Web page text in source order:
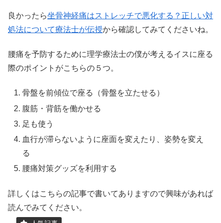
良かったら坐骨神経痛はストレッチで悪化する？正しい対
処法について療法士が伝授から確認してみてくださいね。
腰痛を予防するために理学療法士の僕が考えるイスに座る
際のポイントがこちらの５つ。
骨盤を前傾位で座る（骨盤を立たせる）
腹筋・背筋を働かせる
足も使う
血行が滞らないように座面を変えたり、姿勢を変え
る
腰痛対策グッズを利用する
詳しくはこちらの記事で書いてありますので興味があれば
読んでみてください。